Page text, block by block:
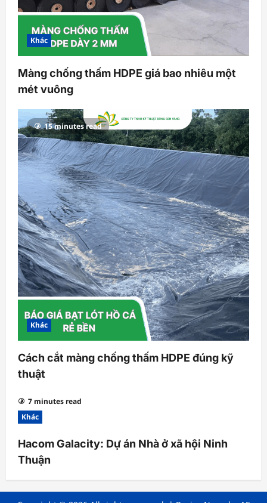
Khác
Màng chống thấm HDPE giá bao nhiêu một
mét vuông
15 minutes read
Khác
Cách cắt màng chống thấm HDPE đúng kỹ
thuật
7 minutes read
Khác
Hacom Galacity: Dự án Nhà ở xã hội Ninh
Thuận